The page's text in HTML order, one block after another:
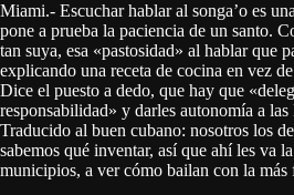
Miami.- Escuchar hablar al songa’o es
pone a prueba la paciencia de un santo.
tan suya, esa «pastosidad» al hablar que
explicando una receta de cocina en vez
Dice el puesto a dedo, que hay que
responsabilidad» y darles autonomía a las
Traducido al buen cubano: nosotros los
sabemos qué inventar, así que ahí les va
municipios, a ver cómo bailan con la más